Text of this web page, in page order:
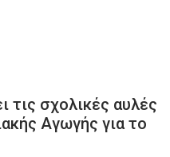
τις σχολικές αυλές
Αγωγής για το